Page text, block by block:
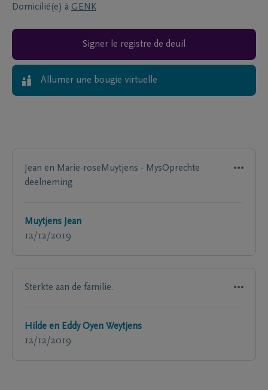
Domicilié(e) à GENK
Signer le registre de deuil
Allumer une bougie virtuelle
Jean en Marie-roseMuytjens - MysOprechte
deelneming
Muytjens Jean
12/12/2019
Sterkte aan de familie.
Hilde en Eddy Oyen Weytjens
12/12/2019